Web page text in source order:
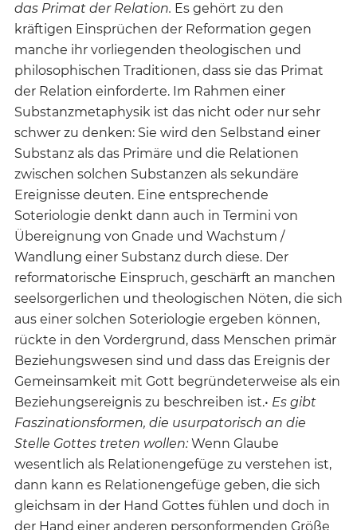
das Primat der Relation. Es gehört zu den
kräftigen Einsprüchen der Reformation gegen
manche ihr vorliegenden theologischen und
philosophischen Traditionen, dass sie das Primat
der Relation einforderte. Im Rahmen einer
Substanzmetaphysik ist das nicht oder nur sehr
schwer zu denken: Sie wird den Selbstand einer
Substanz als das Primäre und die Relationen
zwischen solchen Substanzen als sekundäre
Ereignisse deuten. Eine entsprechende
Soteriologie denkt dann auch in Termini von
Übereignung von Gnade und Wachstum /
Wandlung einer Substanz durch diese. Der
reformatorische Einspruch, geschärft an manchen
seelsorgerlichen und theologischen Nöten, die sich
aus einer solchen Soteriologie ergeben können,
rückte in den Vordergrund, dass Menschen primär
Beziehungswesen sind und dass das Ereignis der
Gemeinsamkeit mit Gott begründeterweise als ein
Beziehungsereignis zu beschreiben ist.• Es gibt
Faszinationsformen, die usurpatorisch an die
Stelle Gottes treten wollen: Wenn Glaube
wesentlich als Relationengefüge zu verstehen ist,
dann kann es Relationengefüge geben, die sich
gleichsam in der Hand Gottes fühlen und doch in
der Hand einer anderen personformenden Größe